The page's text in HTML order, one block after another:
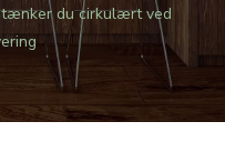
tænker du cirkulært ved